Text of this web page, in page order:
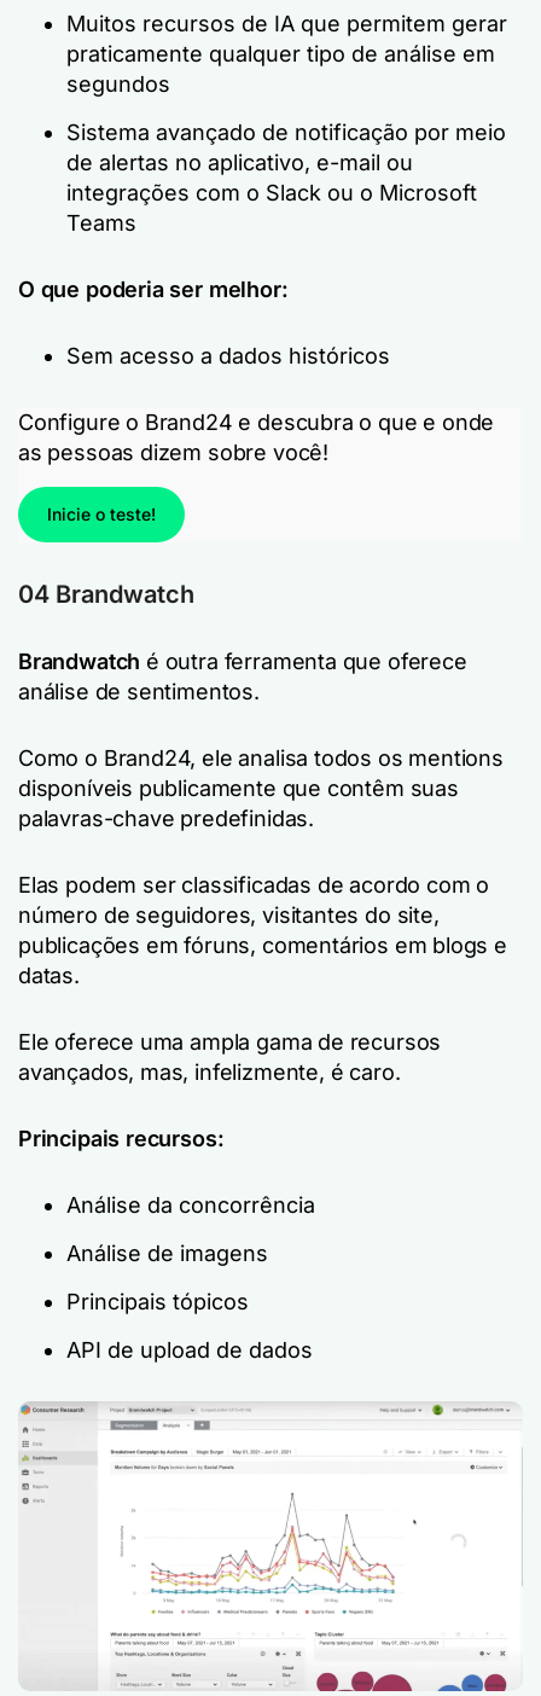
Muitos recursos de IA que permitem gerar
praticamente qualquer tipo de análise em
segundos
Sistema avançado de notificação por meio
de alertas no aplicativo, e-mail ou
integrações com o Slack ou o Microsoft
Teams
O que poderia ser melhor:
Sem acesso a dados históricos
Configure o Brand24 e descubra o que e onde
as pessoas dizem sobre você!
Inicie o teste!
04 Brandwatch
Brandwatch é outra ferramenta que oferece
análise de sentimentos.
Como o Brand24, ele analisa todos os mentions
disponíveis publicamente que contêm suas
palavras-chave predefinidas.
Elas podem ser classificadas de acordo com o
número de seguidores, visitantes do site,
publicações em fóruns, comentários em blogs e
datas.
Ele oferece uma ampla gama de recursos
avançados, mas, infelizmente, é caro.
Principais recursos:
Análise da concorrência
Análise de imagens
Principais tópicos
API de upload de dados